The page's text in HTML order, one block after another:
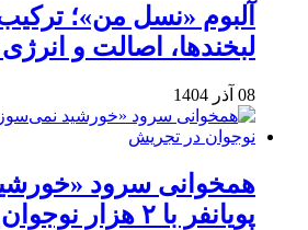
آلبوم «نسل من»؛
لبخندها، اصالت و
08 آذر 1404
همخوانی سرود
پویانفر با ۲ هزار نوجوان در تجریش